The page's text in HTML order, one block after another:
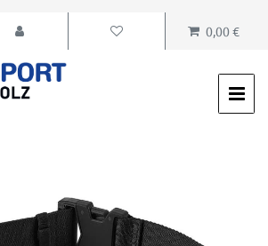
0,00 €